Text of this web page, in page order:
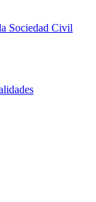
Sociedad Civil